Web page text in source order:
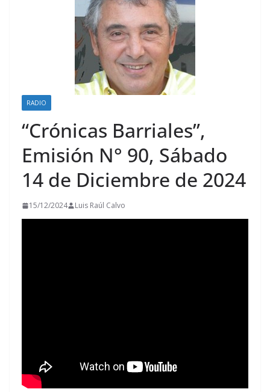
RADIO
“Crónicas Barriales”,
Emisión N° 90, Sábado
14 de Diciembre de 2024
15/12/2024 Luis Raúl Calvo